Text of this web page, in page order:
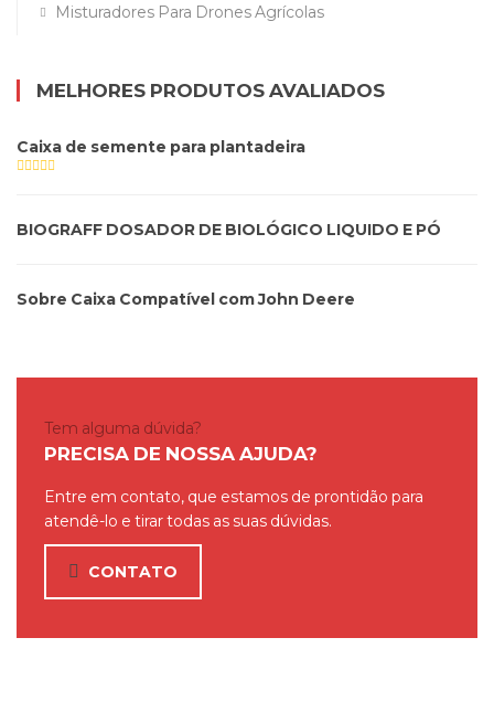
Misturadores Para Drones Agrícolas
MELHORES PRODUTOS AVALIADOS
Caixa de semente para plantadeira
BIOGRAFF DOSADOR DE BIOLÓGICO LIQUIDO E PÓ
Sobre Caixa Compatível com John Deere
Tem alguma dúvida?
PRECISA DE NOSSA AJUDA?
Entre em contato, que estamos de prontidão para
atendê-lo e tirar todas as suas dúvidas.
CONTATO